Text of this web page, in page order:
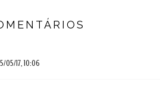
05/17, 10:06